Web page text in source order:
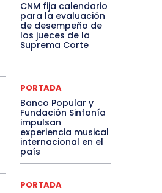
CNM fija calendario
para la evaluación
de desempeño de
los jueces de la
Suprema Corte
PORTADA
Banco Popular y
Fundación Sinfonía
impulsan
experiencia musical
internacional en el
país
PORTADA